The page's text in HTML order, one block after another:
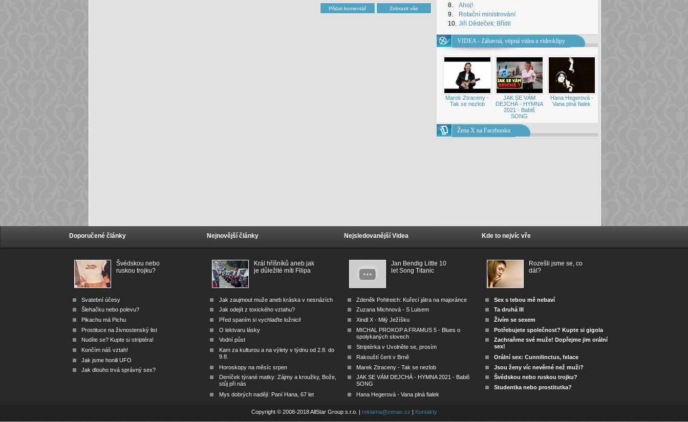
8.
Ahoj!
9.
Rotační ministrování
10. Jiří Dědeček: Břídil
VIDEA - Zábavná, vtipná videa a videoklipy
Hana Hegerová -
Vana plná fialek
JAK SE VÁM
DEJCHÁ - HYMNA
2021 - Babiš
SONG
Marek Ztraceny -
Tak se nezlob
Žena X na Facebooku
Doporučené články
Švédskou nebo
ruskou trojku?
Svatební účesy
Šlehačku nebo polevu?
Pikachu má Pichu
Prostituce na živnostenský list
Nudíte se? Kupte si striptéra!
Končím náš vztah!
Jak jsme honili UFO
Jak dlouho trvá správný sex?
Nejnovější články
Král hříšníků aneb jak
je důležité míti Filipa
Jak zaujmout muže aneb kráska v nesnázích
Jak odejít z toxického vztahu?
Před spaním si vychlaďte ložnici!
O lektvaru lásky
Vodní půst
Kam za kulturou a na výlety v týdnu od 2.8. do
9.8.
Horoskopy na měsíc srpen
Deníček týrané matky: Zájmy a kroužky, Bože,
stůj při nás
Mys dobrých nadějí: Paní Hana, 67 let
Nejsledovanější Videa
Jan Bendig Little 10
let Song Titanic
Zdeněk Pohlreich: Kuřecí játra na majoránce
Zuzana Michnová - S Luisem
Xindl X - Milý Ježíšku
MICHAL PROKOP A FRAMUS 5 - Blues o
spolykaných slovech
Striptérka v Uvolněte se, prosím
Rakouští čerti v Brně
Marek Ztraceny - Tak se nezlob
JAK SE VÁM DEJCHÁ - HYMNA 2021 - Babiš
SONG
Hana Hegerová - Vana plná fialek
Kde to nejvíc vře
Rozešli jsme se, co
dál?
Sex s tebou mě nebaví
Ta druhá III
Živím se sexem
Potřebujete společnost? Kupte si gigola
Zachraňme své muže! Dopřejme jim orální
sex!
Orální sex: Cunnilinctus, felace
Jsou ženy víc nevěrné než muži?
Švédskou nebo ruskou trojku?
Studentka nebo prostitutka?
Copyright © 2008-2018 AllStar Group s.r.o. | reklama@zenax.cz | Kontakty